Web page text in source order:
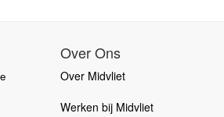
Over Ons
Over Midvliet
Werken bij Midvliet